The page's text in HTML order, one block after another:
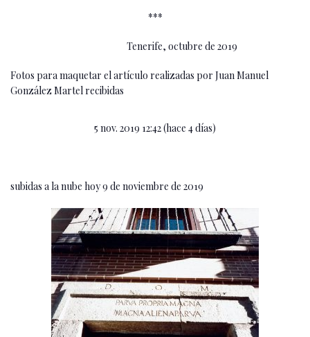
***
Tenerife, octubre de 2019
Fotos para maquetar el artículo realizadas por Juan Manuel
González Martel recibidas
5 nov. 2019 12:42 (hace 4 días)
subidas a la nube hoy 9 de noviembre de 2019